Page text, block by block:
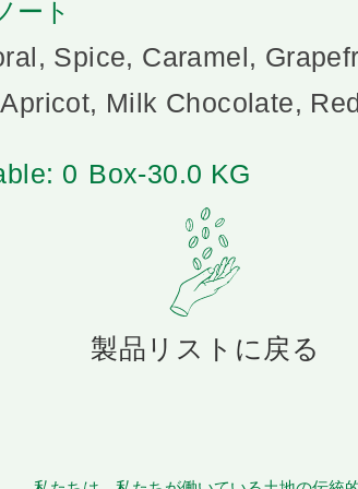
ート
Spice, Caramel,
Milk Chocolate,
0 Box-30.0 KG
製品リストに戻る